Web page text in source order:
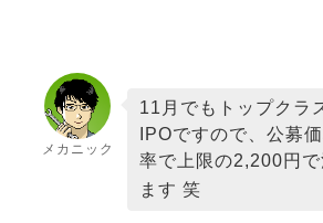
メカニック
11月でもトップクラ
IPOですので、公募
率で上限の2,200円
ます 笑